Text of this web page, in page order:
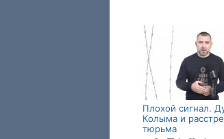
Плохой сигнал.
Колыма и
тюрьма